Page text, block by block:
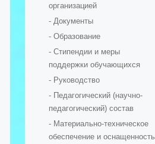
организацией
- Документы
- Образование
- Стипендии и меры
поддержки обучающихся
- Руководство
- Педагогический (научно-
педагогический) состав
- Материально-техническое
обеспечение и оснащенность